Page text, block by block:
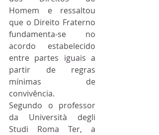
Homem e ressaltou
que o Direito Fraterno
fundamenta-se no
acordo estabelecido
entre partes iguais a
partir de regras
mínimas de
convivência.
Segundo o professor
da Università degli
Studi Roma Ter, a